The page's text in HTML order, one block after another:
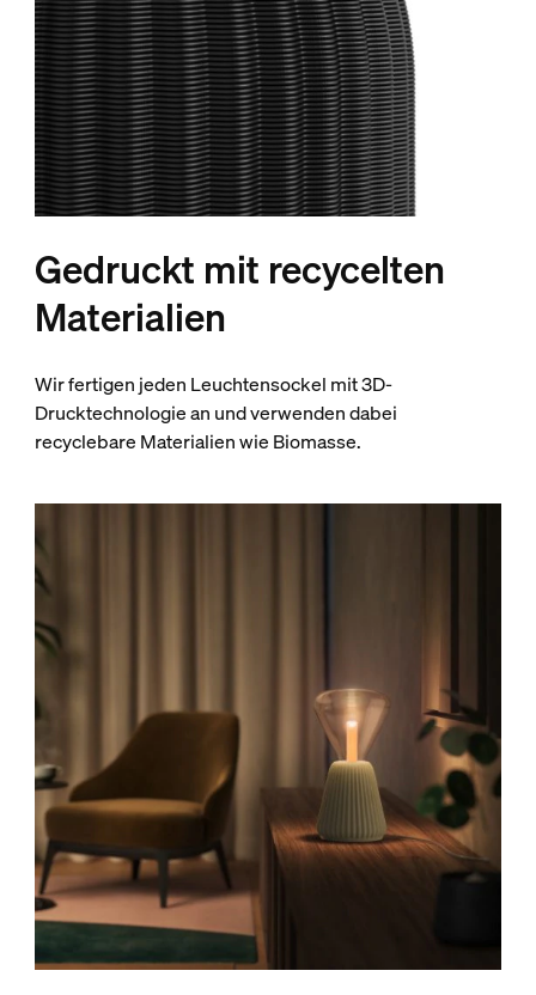
Gedruckt mit recycelten
Materialien
Wir fertigen jeden Leuchtensockel mit 3D-
Drucktechnologie an und verwenden dabei
recyclebare Materialien wie Biomasse.